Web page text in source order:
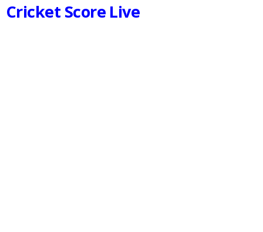
Cricket Score Live